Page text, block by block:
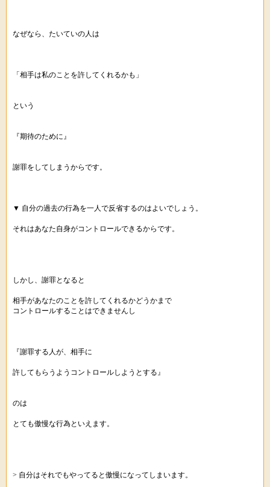
なぜなら、たいていの人は
「相手は私のことを許してくれるかも」
という
『期待のために』
謝罪をしてしまうからです。
▼ 自分の過去の行為を一人で反省するのはよいでしょう。
それはあなた自身がコントロールできるからです。
しかし、謝罪となると
相手があなたのことを許してくれるかどうかまで
コントロールすることはできませんし
『謝罪する人が、相手に
許してもらうようコントロールしようとする』
のは
とても傲慢な行為といえます。
> 自分はそれでもやってると傲慢になってしまいます。